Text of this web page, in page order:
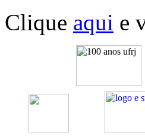
Clique aqui e